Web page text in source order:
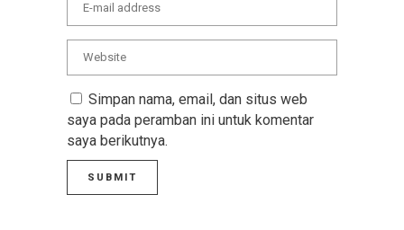
Simpan nama, email, dan situs web
saya pada peramban ini untuk komentar
saya berikutnya.